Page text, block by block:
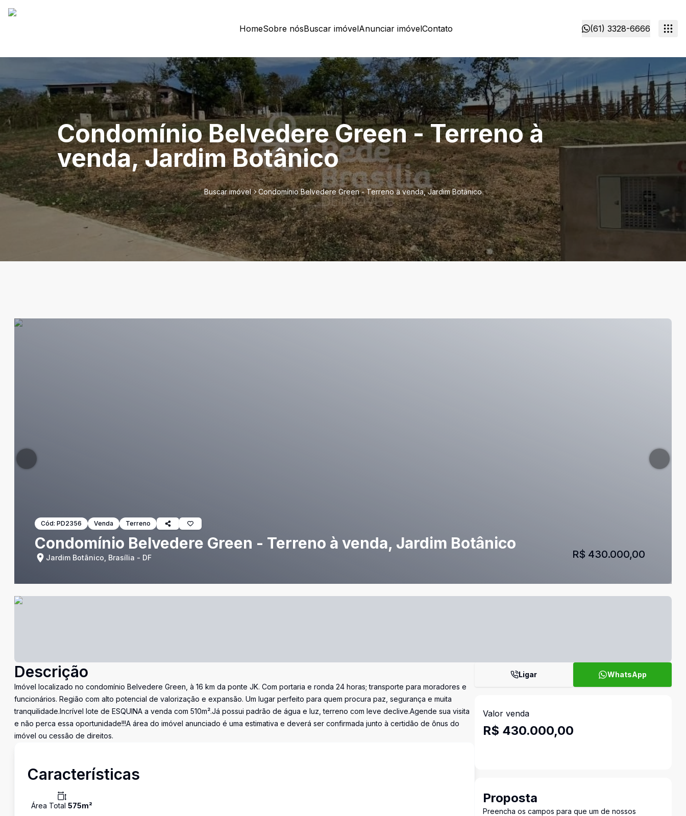
HomeSobre nósBuscar imóvelAnunciar imóvelContato (61) 3328-6666
Condomínio Belvedere Green - Terreno à
venda, Jardim Botânico
Buscar imóvel Condomínio Belvedere Green - Terreno à venda, Jardim Botânico
Cód: PD2356 Venda Terreno
Condomínio Belvedere Green - Terreno à venda, Jardim Botânico
Jardim Botânico, Brasília - DF R$ 430.000,00
Descrição
Imóvel localizado no condomínio Belvedere Green, à 16 km da ponte JK. Com portaria e ronda 24 horas; transporte para moradores e
funcionários. Região com alto potencial de valorização e expansão. Um lugar perfeito para quem procura paz, segurança e muita
tranquilidade.Incrível lote de ESQUINA a venda com 510m².Já possui padrão de água e luz, terreno com leve declive.Agende sua visita
e não perca essa oportunidade!!!A área do imóvel anunciado é uma estimativa e deverá ser confirmada junto à certidão de ônus do
imóvel ou cessão de direitos.
Características
Área Total 575m²
Ligar WhatsApp
Valor venda
R$ 430.000,00
Proposta
Preencha os campos para que um de nossos